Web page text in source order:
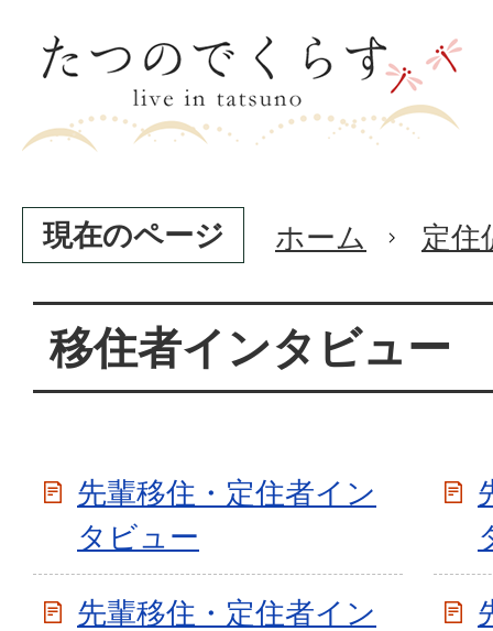
現在のページ ホーム 定住
移住者インタビュー
先輩移住・定住者イン
タビュー
先輩移住・定住者イン